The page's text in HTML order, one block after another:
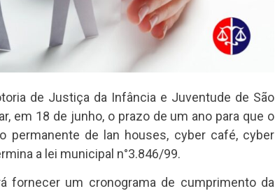
de Justiça da Infância e Juventude de São
em 18 de junho, o prazo de um ano para que o
permanente de lan houses, cyber café, cyber
a lei municipal n°3.846/99.
fornecer um cronograma de cumprimento da